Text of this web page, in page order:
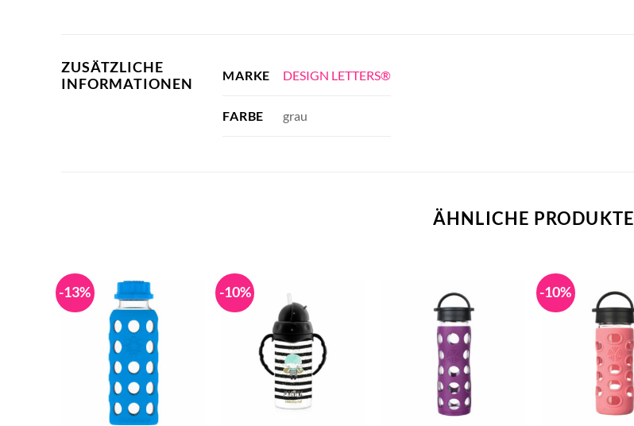
ZUSÄTZLICHE
INFORMATIONEN
MARKE DESIGN LETTERS®
FARBE grau
ÄHNLICHE PRODUKTE
-13% -10% -10%